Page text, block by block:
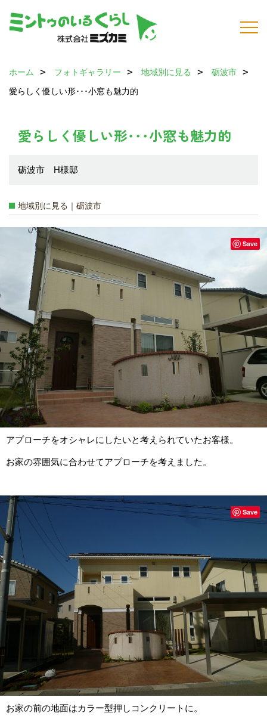
ホーム フォトギャラリー 地域別に見る
砺波市
愛らしく優しい形･･･小窓も魅力的
愛らしく優しい形･･･小窓も魅力的
砺波市 H様邸
地域別に見る｜砺波市
アプローチをオシャレにしたいと考えられていたお客様。
お家の雰囲気に合わせてアプローチを考えました。
Save
お家の前の地面はカラー型押しコンクリートに。
Save